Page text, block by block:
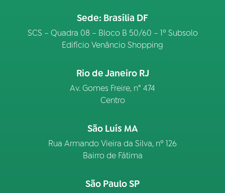
Sede: Brasília DF
SCS – Quadra 08 – Bloco B 50/60 – 1º Subsolo
Edifício Venâncio Shopping
Rio de Janeiro RJ
Av. Gomes Freire, n° 474
Centro
São Luís MA
Rua Armando Vieira da Silva, nº 126
Bairro de Fátima
São Paulo SP